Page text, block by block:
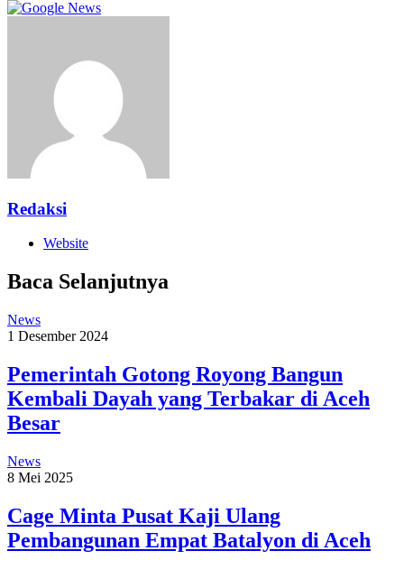
Redaksi
Website
Baca Selanjutnya
News
1 Desember 2024
Pemerintah Gotong Royong Bangun
Kembali Dayah yang Terbakar di Aceh
Besar
News
8 Mei 2025
Cage Minta Pusat Kaji Ulang
Pembangunan Empat Batalyon di Aceh